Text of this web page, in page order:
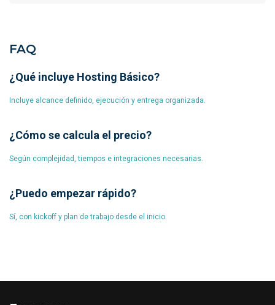
FAQ
¿Qué incluye Hosting Básico?
Incluye alcance definido, ejecución y entrega organizada.
¿Cómo se calcula el precio?
Según complejidad, tiempos e integraciones necesarias.
¿Puedo empezar rápido?
Sí, con kickoff y plan de trabajo desde el inicio.